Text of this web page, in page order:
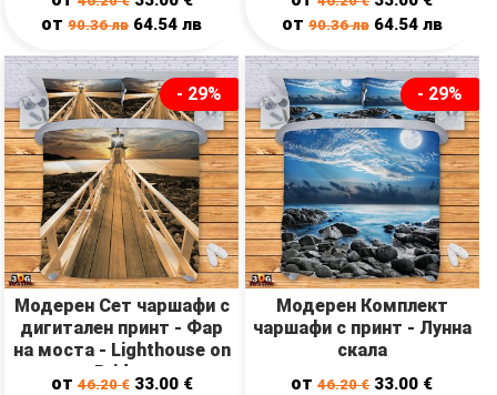
от90.36лв 64.54лв от 90.36лв 64.54 лв
- 29%
Модерен Сет чаршафи с
дигитален принт - Фар
на моста - Lighthouse on
Bridge
от46.20€ 33.00 €
- 29%
Модерен Комплект
чаршафи с принт - Лунна
скала
от46.20€ 33.00 €